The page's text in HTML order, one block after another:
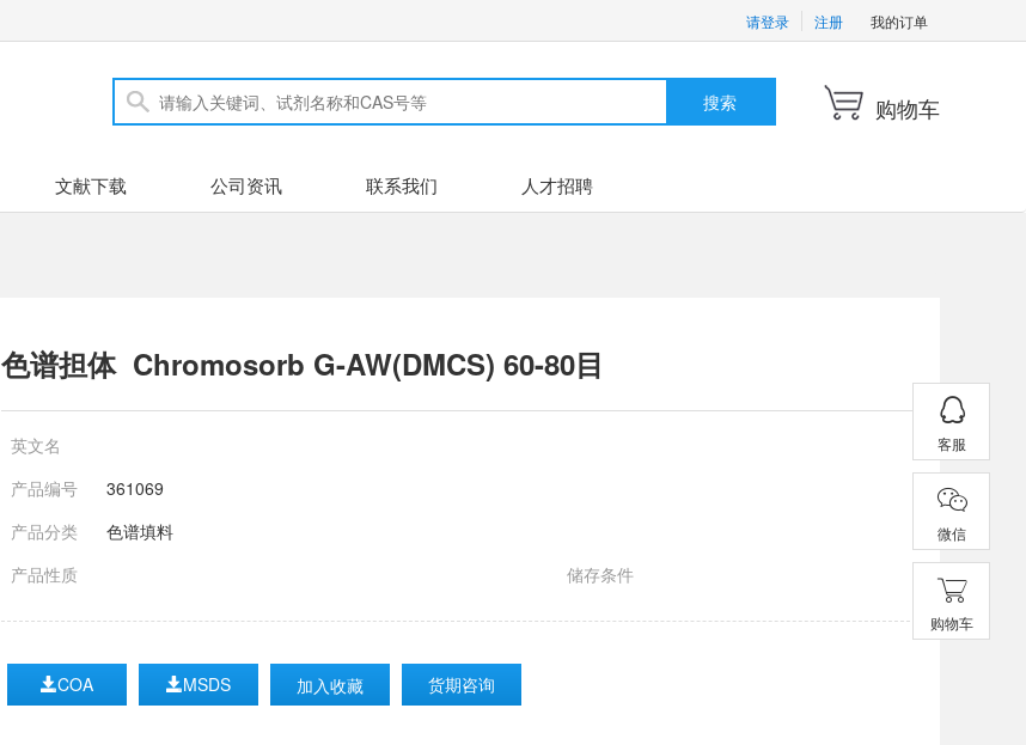
请登录 注册 我的订单
搜索 购物车
文献下载 公司资讯 联系我们 人才招聘
色谱担体 Chromosorb G-AW(DMCS) 60-80目
英文名
产品编号
361069
产品分类
色谱填料
产品性质
储存条件
COA MSDS 加入收藏 货期咨询
客服
微信
购物车